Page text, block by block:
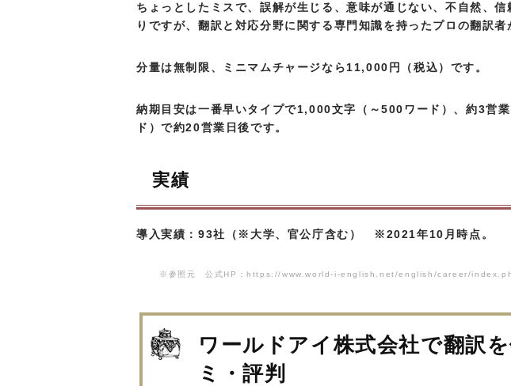
ちょっとしたミスで、誤解が生じる、意味が通じない、不自然、
りですが、翻訳と対応分野に関する専門知識を持ったプロの翻訳者
分量は無制限、ミニマムチャージなら11,000円（税込）です。
納期目安は一番早いタイプで1,000文字（～500ワード）、約3営
ド）で約20営業日後です。
実績
導入実績：93社（※大学、官公庁含む） ※2021年10月時点。
※参照元 公式HP：https://www.world-i-english.net/english/career/
ワールドアイ株式会社で翻訳
ミ・評判